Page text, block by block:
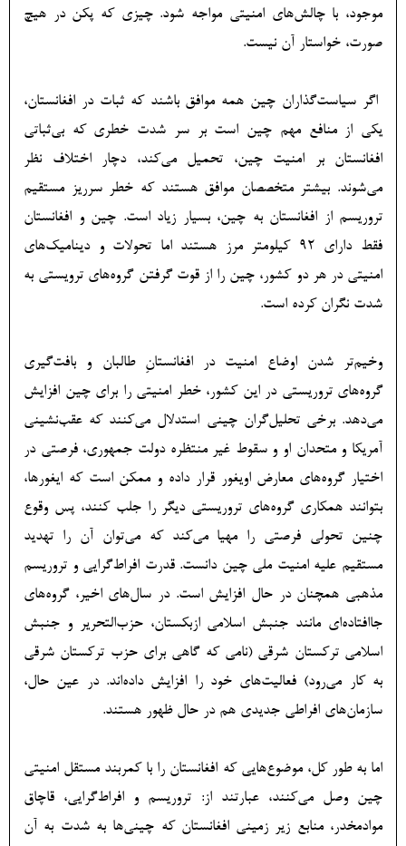
موجود، با چالش‌های امنیتی مواجه شود. چیزی که پکن در هیچ
صورت، خواستار آن نیست.
اگر سیاست‌گذاران چین همه موافق باشند که ثبات در افغانستان،
یکی از منافع مهم چین است بر سر شدت خطری که بی‌ثباتی
افغانستان بر امنیت چین، تحمیل می‌کند، دچار اختلاف نظر
می‌شوند. بیشتر متخصصان موافق هستند که خطر سرریز مستقیم
تروریسم از افغانستان به چین، بسیار زیاد است. چین و افغانستان
فقط دارای ۹۲ کیلومتر مرز هستند اما تحولات و دینامیک‌های
امنیتی در هر دو کشور، چین را از قوت گرفتن گروه‌های ترویستی به
شدت نگران کرده است.
وخیم‌تر شدن اوضاع امنیت در افغانستانِ طالبان و بافت‌گیری
گروه‌های تروریستی در این کشور، خطر امنیتی را برای چین افزایش
می‌دهد. برخی تحلیل‌گران چینی استدلال می‌کنند که عقب‌نشینی
آمریکا و متحدان او و سقوط غیر منتظره دولت جمهوری، فرصتی در
اختیار گروه‌های معارض اویغور قرار داده و ممکن است که ایغورها،
بتوانند همکاری گروه‌های تروریستی دیگر را جلب کنند، پس وقوع
چنین تحولی فرصتی را مهیا می‌کند که می‌توان آن را تهدید
مستقیم علیه امنیت ملی چین دانست. قدرت افراط‌گرایی و تروریسم
مذهبی همچنان در حال افزایش است. در سال‌های اخیر، گروه‌های
جاافتاده‌ای مانند جنبش اسلامی ازبکستان، حزب‌التحریر و جنبش
اسلامی ترکستان شرقی (نامی که گاهی برای حزب ترکستان شرقی
به کار می‌رود) فعالیت‌های خود را افزایش داده‌اند. در عین حال،
سازمان‌های افراطی جدیدی هم در حال ظهور هستند.
اما به طور کل، موضوع‌هایی که افغانستان را با کمربند مستقل امنیتی
چین وصل می‌کنند، عبارتند از: تروریسم و افراط‌گرایی، قاچاق
موادمخدر، منابع زیر زمینی افغانستان که چینی‌ها به شدت به آن